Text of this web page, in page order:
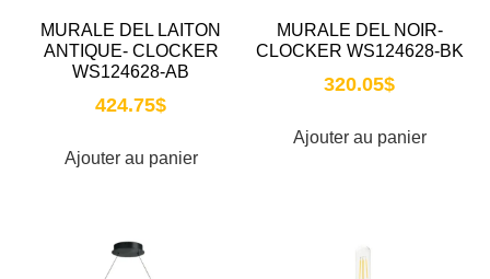
MURALE DEL LAITON
ANTIQUE- CLOCKER
WS124628-AB
424.75$
Ajouter au panier
MURALE DEL NOIR-
CLOCKER WS124628-BK
320.05$
Ajouter au panier